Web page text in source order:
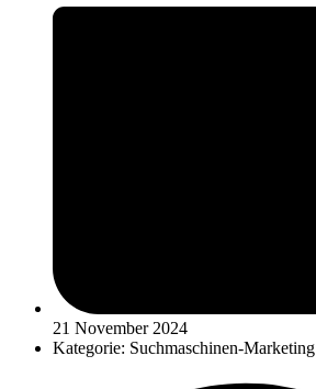
21 November 2024
Kategorie: Suchmaschinen-Marketing